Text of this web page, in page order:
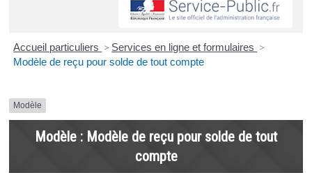
Accueil particuliers > Services en ligne et formulaires >
Modèle de reçu pour solde de tout compte
Modèle
Modèle : Modèle de reçu pour solde de tout
compte